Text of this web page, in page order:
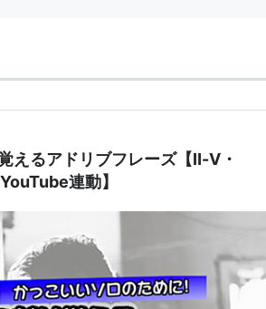
えるアドリブフレーズ【Ⅱ-Ⅴ・
連動】